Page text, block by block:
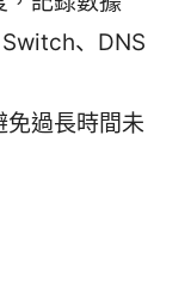
、DNS
免過長時間未